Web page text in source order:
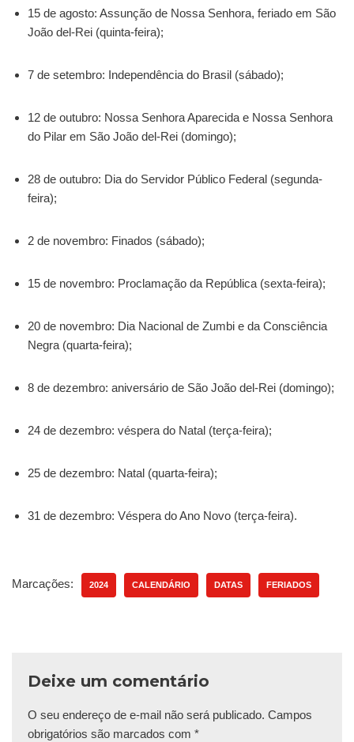
15 de agosto: Assunção de Nossa Senhora, feriado em São
João del-Rei (quinta-feira);
7 de setembro: Independência do Brasil (sábado);
12 de outubro: Nossa Senhora Aparecida e Nossa Senhora
do Pilar em São João del-Rei (domingo);
28 de outubro: Dia do Servidor Público Federal (segunda-
feira);
2 de novembro: Finados (sábado);
15 de novembro: Proclamação da República (sexta-feira);
20 de novembro: Dia Nacional de Zumbi e da Consciência
Negra (quarta-feira);
8 de dezembro: aniversário de São João del-Rei (domingo);
24 de dezembro: véspera do Natal (terça-feira);
25 de dezembro: Natal (quarta-feira);
31 de dezembro: Véspera do Ano Novo (terça-feira).
Marcações: 2024 CALENDÁRIO DATAS FERIADOS
Deixe um comentário
O seu endereço de e-mail não será publicado. Campos
obrigatórios são marcados com *